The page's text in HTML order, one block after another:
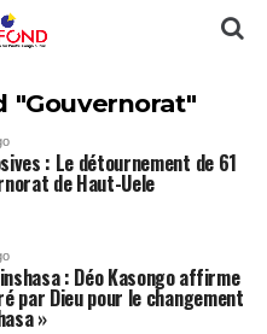
"Gouvernorat"
: Le détournement de 61
de Haut-Uele
: Déo Kasongo affirme
par Dieu pour le changement
»